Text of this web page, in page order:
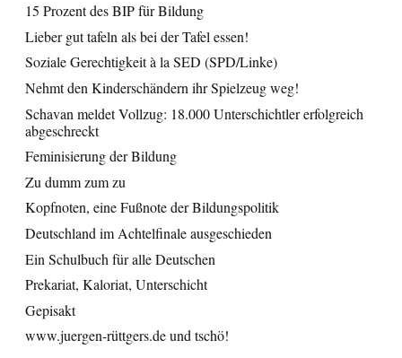
15 Prozent des BIP für Bildung
Lieber gut tafeln als bei der Tafel essen!
Soziale Gerechtigkeit à la SED (SPD/Linke)
Nehmt den Kinderschändern ihr Spielzeug weg!
Schavan meldet Vollzug: 18.000 Unterschichtler erfolgreich
abgeschreckt
Feminisierung der Bildung
Zu dumm zum zu
Kopfnoten, eine Fußnote der Bildungspolitik
Deutschland im Achtelfinale ausgeschieden
Ein Schulbuch für alle Deutschen
Prekariat, Kaloriat, Unterschicht
Gepisakt
www.juergen-rüttgers.de und tschö!